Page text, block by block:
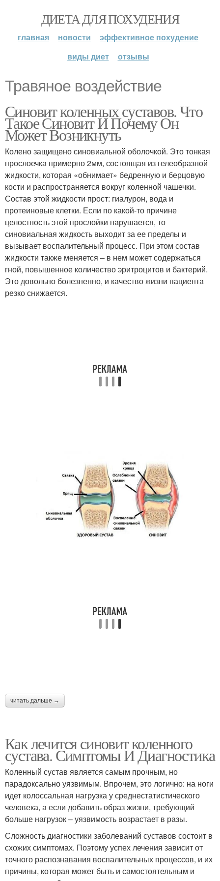
ДИЕТА ДЛЯ ПОХУДЕНИЯ
главная новости
эффективное похудение
виды диет
отзывы
Травяное воздействие
Синовит коленных суставов. Что
Такое Синовит И Почему Он
Может Возникнуть
Колено защищено синовиальной оболочкой. Это тонкая
прослоечка примерно 2мм, состоящая из гелеобразной
жидкости, которая «обнимает» бедренную и берцовую
кости и распространяется вокруг коленной чашечки.
Состав этой жидкости прост: гиалурон, вода и
протеиновые клетки. Если по какой-то причине
целостность этой прослойки нарушается, то
синовиальная жидкость выходит за ее пределы и
вызывает воспалительный процесс. При этом состав
жидкости также меняется – в нем может содержаться
гной, повышенное количество эритроцитов и бактерий.
Это довольно болезненно, и качество жизни пациента
резко снижается.
читать дальше →
Как лечится синовит коленного
сустава. Симптомы И Диагностика
Коленный сустав является самым прочным, но
парадоксально уязвимым. Впрочем, это логично: на ноги
идет колоссальная нагрузка у среднестатистического
человека, а если добавить образ жизни, требующий
больше нагрузок – уязвимость возрастает в разы.
Сложность диагностики заболеваний суставов состоит в
схожих симптомах. Поэтому успех лечения зависит от
точного распознавания воспалительных процессов, и их
причины, которая может быть и самостоятельным и